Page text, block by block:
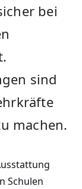
bei⁢
sind
machen.
Schulen